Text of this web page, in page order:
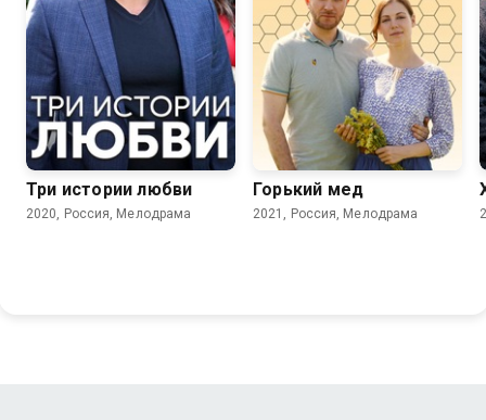
6.7
Три истории любви
2020, Россия, Мелодрама
7.1
Горький мед
2021, Россия, Мелодрама